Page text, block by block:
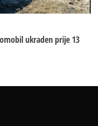
ukraden prije 13